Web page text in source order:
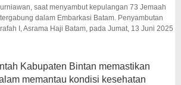
saat menyambut kepulangan 73 Jemaah
dalam Embarkasi Batam. Penyambutan
I, Asrama Haji Batam, pada Jumat, 13 Juni 2025
Kabupaten Bintan memastikan
memantau kondisi kesehatan